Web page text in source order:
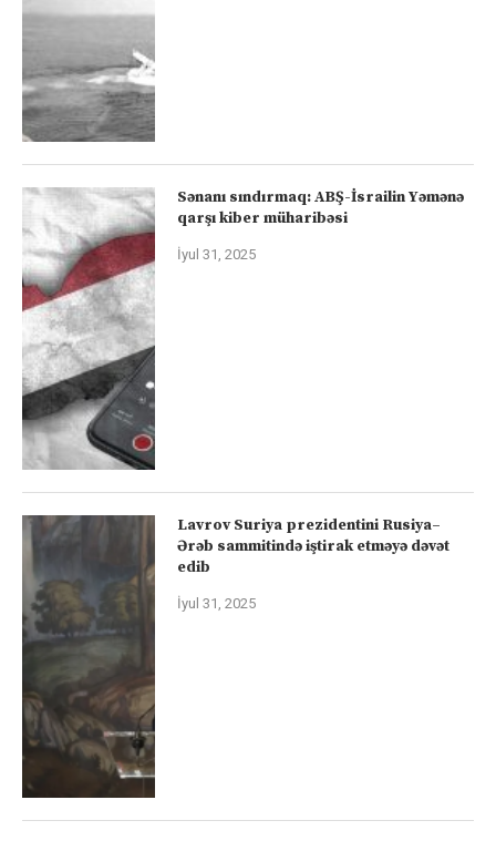
Sənanı sındırmaq: ABŞ-İsrailin Yəmənə
qarşı kiber müharibəsi
İyul 31, 2025
Lavrov Suriya prezidentini Rusiya–
Ərəb sammitində iştirak etməyə dəvət
edib
İyul 31, 2025